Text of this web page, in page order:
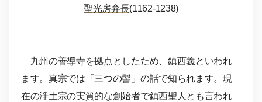
聖光房弁長(1162-1238)
九州の善導寺を拠点としたため、鎮西義といわれ
ます。真宗では「三つの髻」の話で知られます。現
在の浄土宗の実質的な創始者で鎮西聖人とも言われ